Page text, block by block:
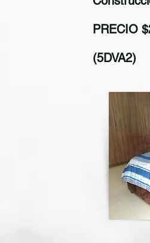
PRECIO
(5DVA2)